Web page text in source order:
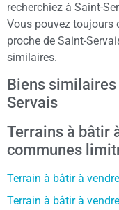
recherchiez à Saint-
Vous pouvez toujours
proche de Saint-
similaires.
Biens
Servais
Terrains à bâtir
communes
Terrain à bâtir à
Terrain à bâtir à